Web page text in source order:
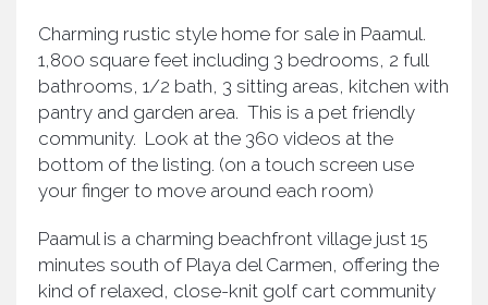
Charming rustic style home for sale in Paamul.
1,800 square feet including 3 bedrooms, 2 full
bathrooms, 1/2 bath, 3 sitting areas, kitchen with
pantry and garden area. This is a pet friendly
community. Look at the 360 videos at the
bottom of the listing. (on a touch screen use
your finger to move around each room)
Paamul is a charming beachfront village just 15
minutes south of Playa del Carmen, offering the
kind of relaxed, close-knit golf cart community